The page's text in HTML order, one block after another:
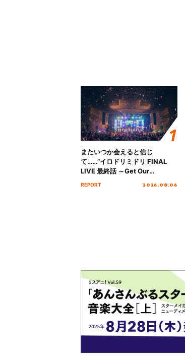
またいつか会えると信じ
て……“イロドリミドリ FINAL
LIVE 最終話 ～Get Our
MIRAI!!!!!!!!!!!!!!～”10年の活動
REPORT 2026.08.06